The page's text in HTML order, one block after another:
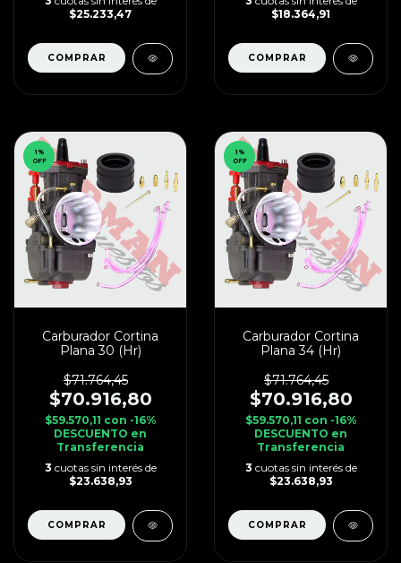
$25.233,47
$18.364,91
1 %
OFF
Carburador Cortina
Plana 30 (Hr)
$71.764,45
$70.916,80
$59.570,11 con -16%
DESCUENTO en
Transferencia
3 cuotas sin interés de
$23.638,93
1 %
OFF
Carburador Cortina
Plana 34 (Hr)
$71.764,45
$70.916,80
$59.570,11 con -16%
DESCUENTO en
Transferencia
3 cuotas sin interés de
$23.638,93